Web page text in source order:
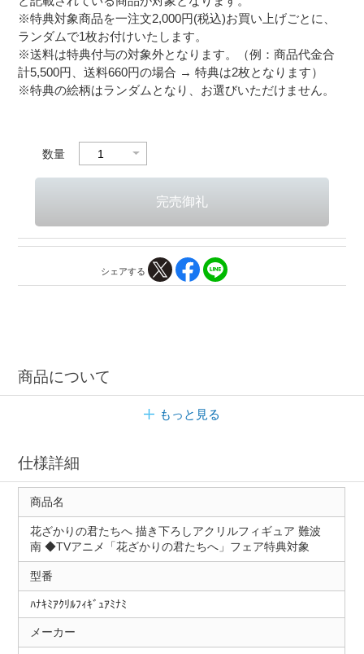
※特典対象商品を一注文2,000円(税込)お買い上げごとに、
ランダムで1枚お付けいたします。
※送料は特典付与の対象外となります。（例：商品代金合
計5,500円、送料660円の場合 → 特典は2枚となります）
※特典の絵柄はランダムとなり、お選びいただけません。
数量
シェアする
商品について
もっと見る
仕様詳細
商品名
花ざかりの君たちへ 描き下ろしアクリルフィギュア 難波
南 ◆TVアニメ「花ざかりの君たちへ」フェア特典対象
型番
ﾊﾅｷﾐｱｸﾘﾙﾌｨｷﾞｭｱﾐﾅﾐ
メーカー